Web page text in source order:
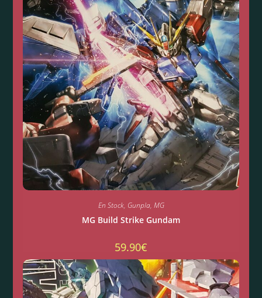
En Stock, Gunpla, MG
MG Build Strike Gundam
59.90€